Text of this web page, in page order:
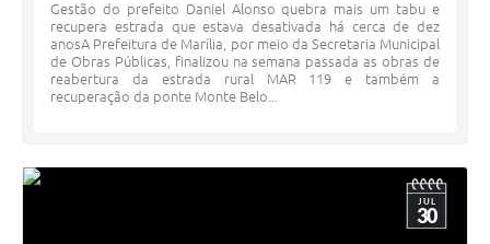
Gestão do prefeito Daniel Alonso quebra mais um tabu e
recupera estrada que estava desativada há cerca de dez
anosA Prefeitura de Marília, por meio da Secretaria Municipal
de Obras Públicas, finalizou na semana passada as obras de
reabertura da estrada rural MAR 119 e também a
recuperação da ponte Monte Belo...
JUL
30